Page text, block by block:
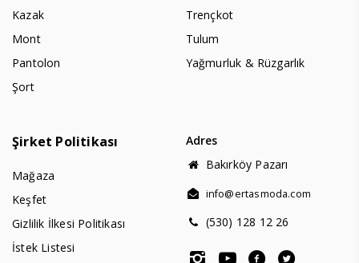
Kazak
Mont
Pantolon
Şort
Trençkot
Tulum
Yağmurluk & Rüzgarlık
Şirket Politikası
Mağaza
Keşfet
Gizlilik İlkesi Politikası
İstek Listesi
Adres
Bakırköy Pazarı
info@ertasmoda.com
(530) 128 12 26